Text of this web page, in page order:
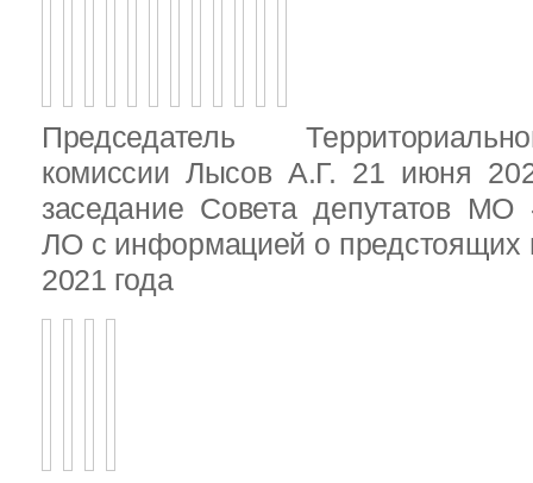
Председатель
комиссии Лысов А.Г. 21 июня
заседание Совета депутатов МО
ЛО с информацией о предстоящих
2021 года